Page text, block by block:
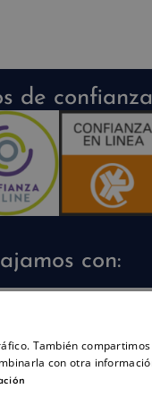
de confianza
con:
También
con otra